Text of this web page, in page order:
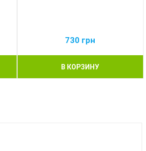
730 грн
В КОРЗИНУ